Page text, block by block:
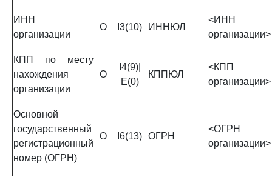
ИНН
организации
О I3(10) ИННЮЛ
<ИНН
организации>
КПП по месту
нахождения
организации
О
I4(9)|
Е(0)
КППЮЛ
<КПП
организации>
Основной
государственный
регистрационный
номер (ОГРН)
О I6(13) ОГРН
<ОГРН
организации>